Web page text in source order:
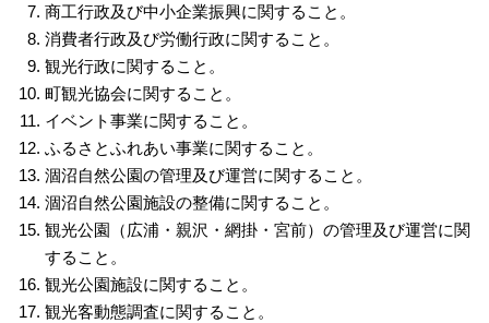
商工行政及び中小企業振興に関すること。
消費者行政及び労働行政に関すること。
観光行政に関すること。
町観光協会に関すること。
イベント事業に関すること。
ふるさとふれあい事業に関すること。
涸沼自然公園の管理及び運営に関すること。
涸沼自然公園施設の整備に関すること。
観光公園（広浦・親沢・網掛・宮前）の管理及び運営に関
すること。
観光公園施設に関すること。
観光客動態調査に関すること。